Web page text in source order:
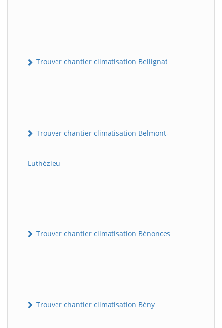
Trouver chantier climatisation Bellignat
Trouver chantier climatisation Belmont-
Luthézieu
Trouver chantier climatisation Bénonces
Trouver chantier climatisation Bény